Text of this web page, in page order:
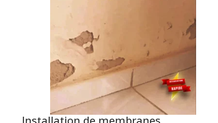
Installation de membranes